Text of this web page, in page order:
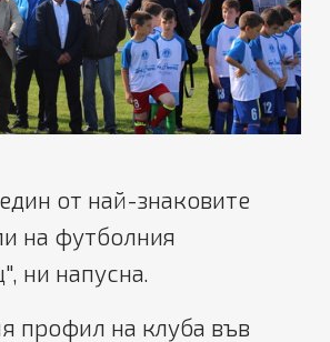
от най-знаковите
на футболния
ни напусна.
профил на клуба във